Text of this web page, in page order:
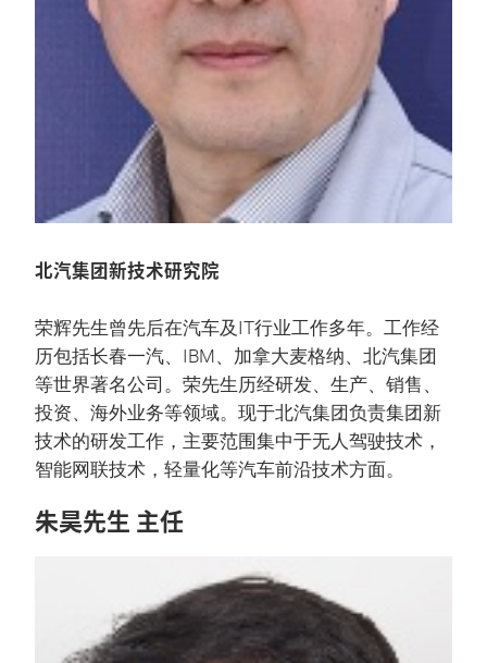
北汽集团新技术研究院
荣辉先生曾先后在汽车及IT行业工作多年。工作经
历包括长春一汽、IBM、加拿大麦格纳、北汽集团
等世界著名公司。荣先生历经研发、生产、销售、
投资、海外业务等领域。现于北汽集团负责集团新
技术的研发工作，主要范围集中于无人驾驶技术，
智能网联技术，轻量化等汽车前沿技术方面。
朱昊先生 主任